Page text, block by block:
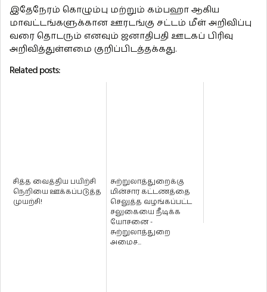
இதேநேரம் கொழும்பு மற்றும் கம்பஹா ஆகிய
மாவட்டங்களுக்கான ஊரடங்கு சட்டம் மீள் அறிவிப்பு
வரை தொடரும் எனவும் ஜனாதிபதி ஊடகப் பிரிவு
அறிவித்துள்ளமை குறிப்பிடத்தக்கது.
Related posts:
சித்த வைத்திய பயிற்சி
நெறியை ஊக்கப்படுத்த
முயற்சி!
சுற்றுலாத்துறைக்கு
மின்சார கட்டணத்தை
செலுத்த வழங்கப்பட்ட
சலுகையை நீடிக்க
யோசனை -
சுற்றுலாத்துறை
அமைச...